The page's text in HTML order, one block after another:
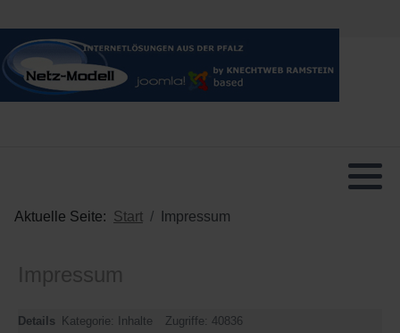
Aktuelle Seite: Start Impressum
Impressum
Details Kategorie: Inhalte Zugriffe: 40836